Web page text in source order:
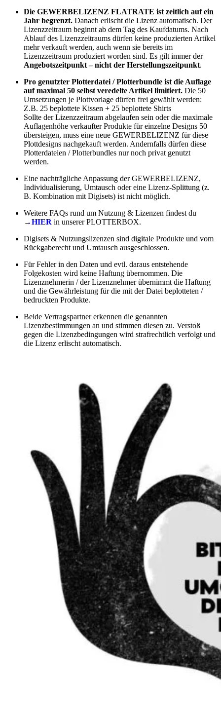
Die GEWERBELIZENZ FLATRATE ist zeitlich auf ein
Jahr begrenzt. Danach erlischt die Lizenz automatisch. Der
Lizenzzeitraum beginnt ab dem Tag des Kaufdatums. Nach
Ablauf des Lizenzzeitraums dürfen keine produzierten Artikel
mehr verkauft werden, auch wenn sie bereits im
Lizenzzeitraum produziert worden sind. Es gilt immer der
Angebotszeitpunkt – nicht der Herstellungszeitpunkt.
Pro genutzter Plotterdatei / Plotterbundle ist die Auflage
auf maximal 50 selbst veredelte Artikel limitiert. Die 50
Umsetzungen je Plottvorlage dürfen frei gewählt werden:
Z.B. 25 beplottete Kissen + 25 beplottete Shirts
Sollte der Lizenzzeitraum abgelaufen sein oder die maximale
Auflagenhöhe verkaufter Produkte für einzelne Designs 50
übersteigen, muss eine neue GEWERBELIZENZ für diese
Plottdesigns nachgekauft werden. Andernfalls dürfen diese
Plotterdateien / Plotterbundles nur noch privat genutzt
werden.
Eine nachträgliche Anpassung der GEWERBELIZENZ,
Individualisierung, Umtausch oder eine Lizenz-Splittung (z.
B. Kombination mit Digisets) ist nicht möglich.
Weitere FAQs rund um Nutzung & Lizenzen findest du
→HIER in unserer PLOTTERBOX.
Digisets & Nutzungslizenzen sind digitale Produkte und vom
Rückgaberecht und Umtausch ausgeschlossen.
Für Fehler in den Daten und evtl. daraus entstehende
Folgekosten wird keine Haftung übernommen. Die
Lizenznehmerin / der Lizenznehmer übernimmt die Haftung
und die Gewährleistung für die mit der Datei beplotteten /
bedruckten Produkte.
Beide Vertragspartner erkennen die genannten
Lizenzbestimmungen an und stimmen diesen zu. Verstoß
gegen die Lizenzbedingungen wird strafrechtlich verfolgt und
die Lizenz erlischt automatisch.